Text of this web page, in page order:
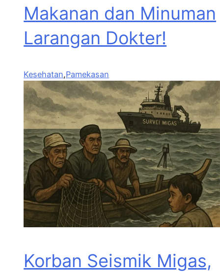
Makanan dan Minuman
Larangan Dokter!
Kesehatan,Pamekasan
Korban Seismik Migas,